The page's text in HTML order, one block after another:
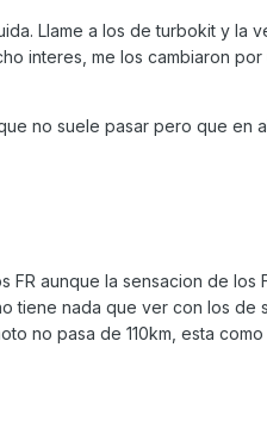
Llame a los de turbokit y la
interes, me los cambiaron por
no suele pasar pero que en
aunque la sensacion de los
nada que ver con los de
no pasa de 110km, esta